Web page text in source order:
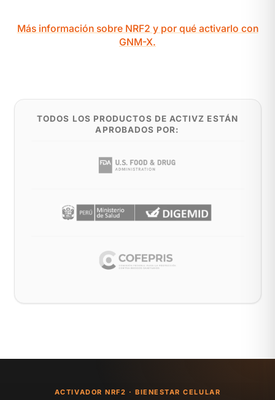
Más información sobre NRF2 y por qué activarlo con
GNM-X.
TODOS LOS PRODUCTOS DE ACTIVZ ESTÁN
APROBADOS POR:
ACTIVADOR NRF2 · BIENESTAR CELULAR